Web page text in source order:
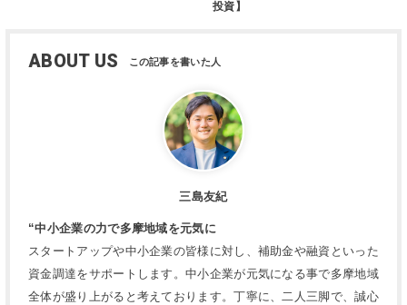
投資】
ABOUT US
三島友紀
“中小企業の力で多摩地域を元気に
スタートアップや中小企業の皆様に対し、補助金や融資といった
資金調達をサポートします。中小企業が元気になる事で多摩地域
全体が盛り上がると考えております。丁寧に、二人三脚で、誠心